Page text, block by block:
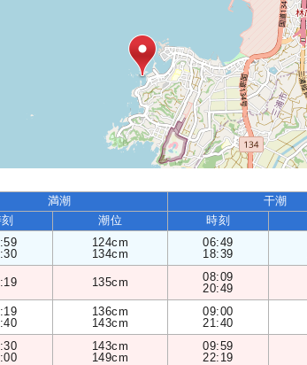
満潮 干潮
潮位 時刻
124cm
134cm
06:49
18:39
135cm
08:09
20:49
136cm
143cm
09:00
21:40
143cm
149cm
09:59
22:19